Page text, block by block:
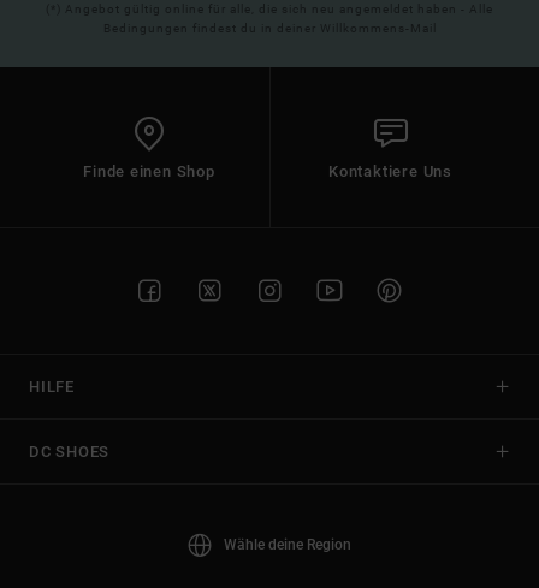
(*) Angebot gültig online für alle, die sich neu angemeldet haben - Alle
Bedingungen findest du in deiner Willkommens-Mail
Finde einen Shop Kontaktiere Uns
HILFE
DC SHOES
Wähle deine Region